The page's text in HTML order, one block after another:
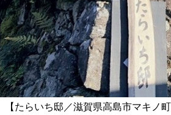
【たらいち邸／滋賀県高島市マキノ